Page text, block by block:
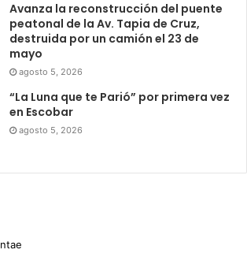
Avanza la reconstrucción del puente
peatonal de la Av. Tapia de Cruz,
destruida por un camión el 23 de
mayo
agosto 5, 2026
“La Luna que te Parió” por primera vez
en Escobar
agosto 5, 2026